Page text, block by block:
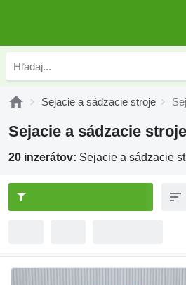
Sejacie a sádzacie stroje
Sejacie a sádzacie
20 inzerátov: Sejacie a sádzacie